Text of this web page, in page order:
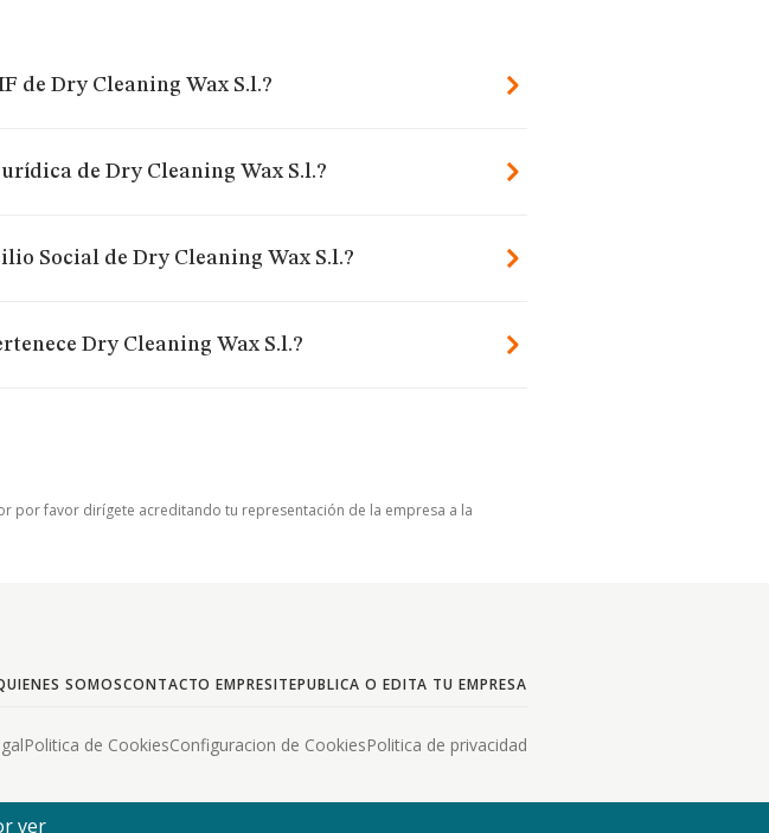
de Dry Cleaning Wax S.l.?
de Dry Cleaning Wax S.l.?
Social de Dry Cleaning Wax S.l.?
Dry Cleaning Wax S.l.?
por favor dirígete acreditando tu representación de la empresa a la
SOMOSCONTACTO EMPRESITEPUBLICA O EDITA TU EMPRESA
Politica de CookiesConfiguracion de CookiesPolitica de privacidad
ver